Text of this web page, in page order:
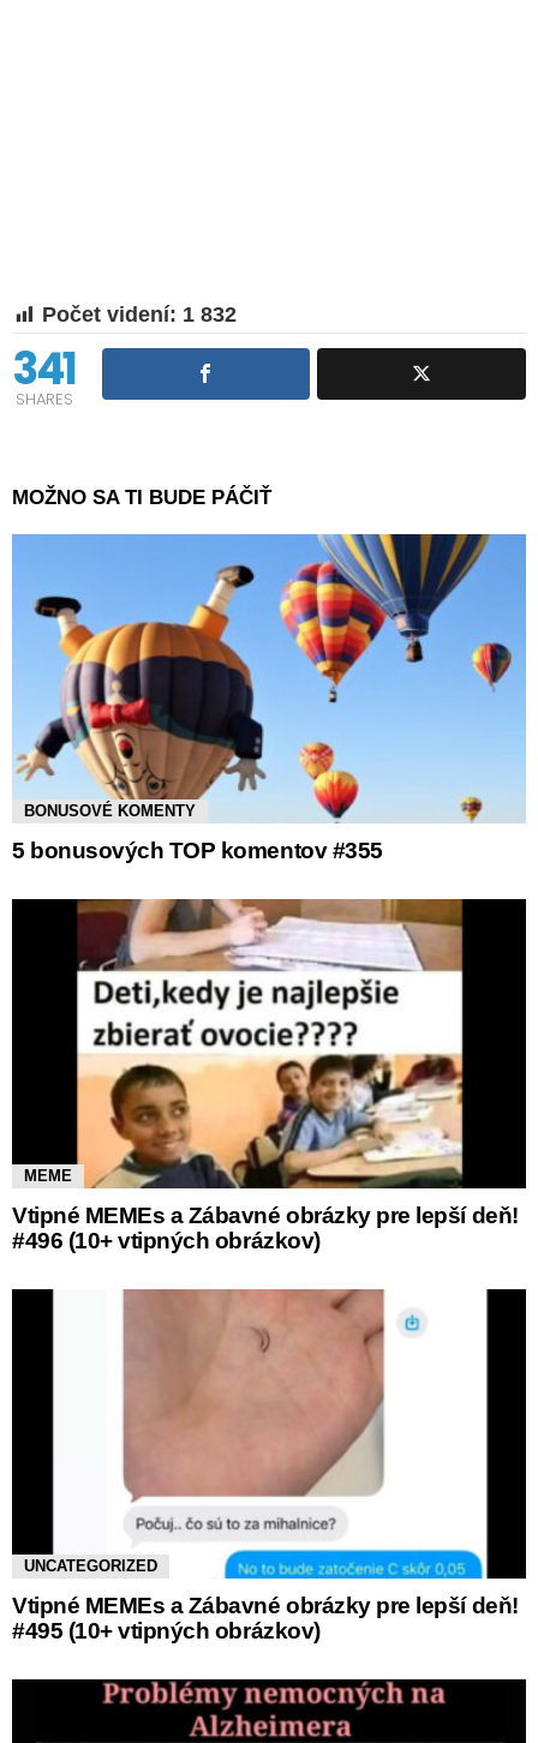
Počet videní: 1 832
341
SHARES
MOŽNO SA TI BUDE PÁČIŤ
BONUSOVÉ KOMENTY
5 bonusových TOP komentov #355
MEME
Vtipné MEMEs a Zábavné obrázky pre lepší deň!
#496 (10+ vtipných obrázkov)
UNCATEGORIZED
Vtipné MEMEs a Zábavné obrázky pre lepší deň!
#495 (10+ vtipných obrázkov)